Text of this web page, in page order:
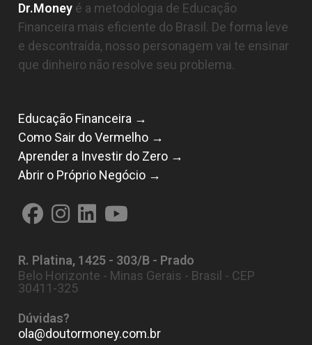
Dr.Money é a metodologia de Educação
Financeira mais eficiente do Brasil. De forma leve
e descontraída, nosso personagem vai te ensinar
que dinheiro não resolve seu problema.
Educação Financeira →
Como Sair do Vermelho →
Aprender a Investir do Zero →
Abrir o Próprio Negócio →
uma
nova
aba
uma
nova
aba
uma
nova
uma
nova
R. Platina, 1425 - 303/B - Prado
Belo Horizonte - Minas Gerais - Brasil - CEP
30411-325
Dúvidas?
ola@doutormoney.com.brAbre